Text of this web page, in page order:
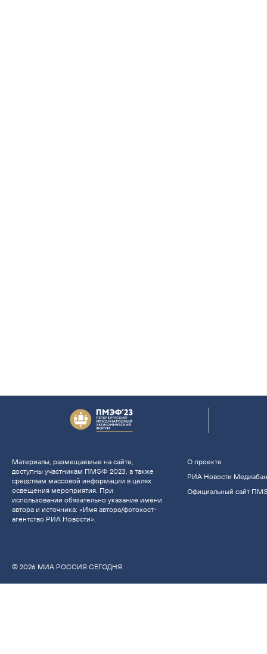
Материалы, размещаемые на сайте,
доступны участникам ПМЭФ 2023, а также
средствам массовой информации в целях
освещения мероприятия. При
использовании обязательно указание имени
автора и источника: «Имя автора/фотохост-
агентство РИА Новости».
О проекте
РИА Новости
Официальный сайт
© 2026 МИА РОССИЯ СЕГОДНЯ